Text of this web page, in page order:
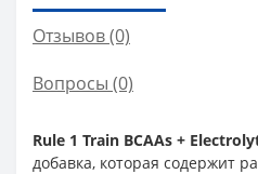
Отзывов (0)
Вопросы (0)
Rule 1 Train BCAAs +
добавка, которая содержит